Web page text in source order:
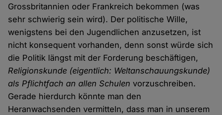
Grossbritannien oder Frankreich bekommen (was
sehr schwierig sein wird). Der politische Wille,
wenigstens bei den Jugendlichen anzusetzen, ist
nicht konsequent vorhanden, denn sonst würde sich
die Politik längst mit der Forderung beschäftigen,
Religionskunde (eigentlich: Weltanschauungskunde)
als Pflichtfach an allen Schulen vorzuschreiben.
Gerade hierdurch könnte man den
Heranwachsenden vermitteln, dass man in unserem